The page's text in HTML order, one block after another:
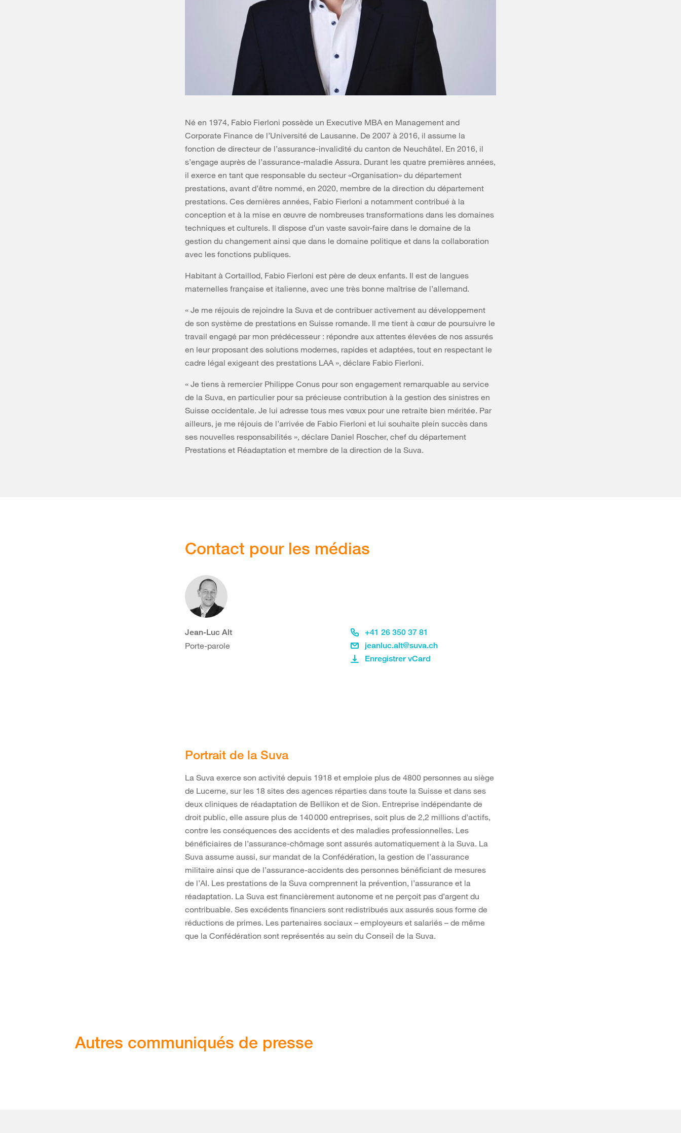
Né en 1974, Fabio Fierloni possède un Executive MBA en Management and
Corporate Finance de l’Université de Lausanne. De 2007 à 2016, il assume la
fonction de directeur de l’assurance-invalidité du canton de Neuchâtel. En 2016, il
s’engage auprès de l’assurance-maladie Assura. Durant les quatre premières années,
il exerce en tant que responsable du secteur «Organisation» du département
prestations, avant d’être nommé, en 2020, membre de la direction du département
prestations. Ces dernières années, Fabio Fierloni a notamment contribué à la
conception et à la mise en œuvre de nombreuses transformations dans les domaines
techniques et culturels. Il dispose d’un vaste savoir-faire dans le domaine de la
gestion du changement ainsi que dans le domaine politique et dans la collaboration
avec les fonctions publiques.
Habitant à Cortaillod, Fabio Fierloni est père de deux enfants. Il est de langues
maternelles française et italienne, avec une très bonne maîtrise de l’allemand.
« Je me réjouis de rejoindre la Suva et de contribuer activement au développement
de son système de prestations en Suisse romande. Il me tient à cœur de poursuivre le
travail engagé par mon prédécesseur : répondre aux attentes élevées de nos assurés
en leur proposant des solutions modernes, rapides et adaptées, tout en respectant le
cadre légal exigeant des prestations LAA », déclare Fabio Fierloni.
« Je tiens à remercier Philippe Conus pour son engagement remarquable au service
de la Suva, en particulier pour sa précieuse contribution à la gestion des sinistres en
Suisse occidentale. Je lui adresse tous mes vœux pour une retraite bien méritée. Par
ailleurs, je me réjouis de l’arrivée de Fabio Fierloni et lui souhaite plein succès dans
ses nouvelles responsabilités », déclare Daniel Roscher, chef du département
Prestations et Réadaptation et membre de la direction de la Suva.
Contact pour les médias
Jean-Luc Alt
Porte-parole
+41 26 350 37 81
jeanluc.alt@suva.ch
Enregistrer vCard
Portrait de la Suva
La Suva exerce son activité depuis 1918 et emploie plus de 4800 personnes au siège
de Lucerne, sur les 18 sites des agences réparties dans toute la Suisse et dans ses
deux cliniques de réadaptation de Bellikon et de Sion. Entreprise indépendante de
droit public, elle assure plus de 140 000 entreprises, soit plus de 2,2 millions d’actifs,
contre les conséquences des accidents et des maladies professionnelles. Les
bénéficiaires de l’assurance-chômage sont assurés automatiquement à la Suva. La
Suva assume aussi, sur mandat de la Confédération, la gestion de l’assurance
militaire ainsi que de l’assurance-accidents des personnes bénéficiant de mesures
de l’AI. Les prestations de la Suva comprennent la prévention, l’assurance et la
réadaptation. La Suva est financièrement autonome et ne perçoit pas d’argent du
contribuable. Ses excédents financiers sont redistribués aux assurés sous forme de
réductions de primes. Les partenaires sociaux – employeurs et salariés – de même
que la Confédération sont représentés au sein du Conseil de la Suva.
Autres communiqués de presse